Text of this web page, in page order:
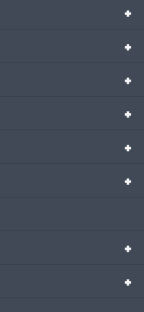
+
+
+
+
+
+
+
+